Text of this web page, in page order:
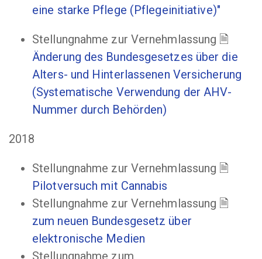
eine starke Pflege (Pflegeinitiative)"
Stellungnahme zur Vernehmlassung
Änderung des Bundesgesetzes über die
Alters- und Hinterlassenen Versicherung
(Systematische Verwendung der AHV-
Nummer durch Behörden)
2018
Stellungnahme zur Vernehmlassung
Pilotversuch mit Cannabis
Stellungnahme zur Vernehmlassung
zum neuen Bundesgesetz über
elektronische Medien
Stellungnahme zum